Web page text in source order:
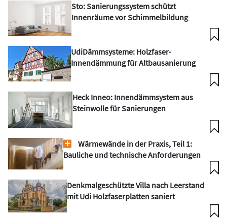
Sto: Sanierungssystem schützt
Innenräume vor Schimmelbildung
UdiDämmsysteme: Holzfaser-
Innendämmung für Altbausanierung
Heck Inneo: Innendämmsystem aus
Steinwolle für Sanierungen
Wärmewände in der Praxis, Teil 1:
Bauliche und technische Anforderungen
Denkmalgeschützte Villa nach Leerstand
mit Udi Holzfaserplatten saniert